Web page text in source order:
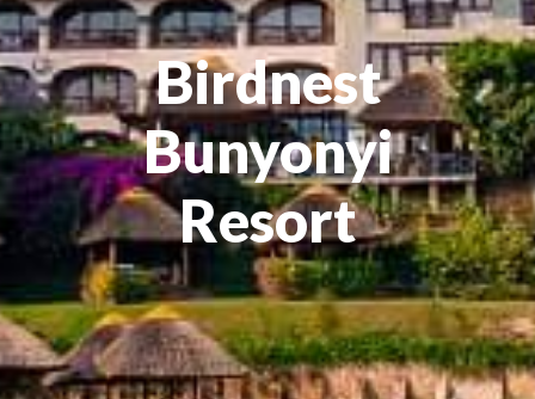
Birdnest
Bunyonyi
Resort